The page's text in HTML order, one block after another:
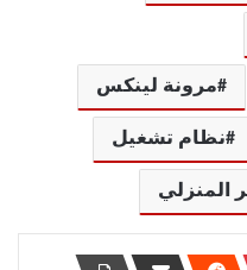
مرونة لينكس
نظام تشغيل
المنزلي